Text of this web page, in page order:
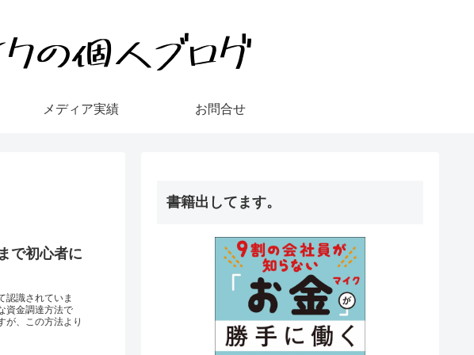
メディア実績 お問合せ
で初心者に
認識されていま
資金調達方法で
が、この方法より
書籍出してます。